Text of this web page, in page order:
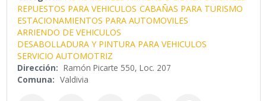
REPUESTOS PARA VEHICULOS CABAÑAS PARA TURISMO
ESTACIONAMIENTOS PARA AUTOMOVILES
ARRIENDO DE VEHICULOS
DESABOLLADURA Y PINTURA PARA VEHICULOS
SERVICIO AUTOMOTRIZ
Dirección: Ramón Picarte 550, Loc. 207
Comuna: Valdivia